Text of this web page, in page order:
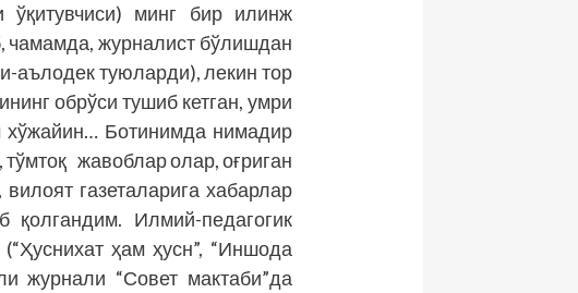
минг бир илинж
чамамда, журналист бўлишдан
аълодек туюларди), лекин тор
обрўси тушиб кетган, умри
хўжайин… Ботинимда нимадир
жавоблар олар, оғриган
газеталарига хабарлар
қолгандим. Илмий-педагогик
ҳам ҳусн”, “Иншода
журнали “Совет мактаби”да